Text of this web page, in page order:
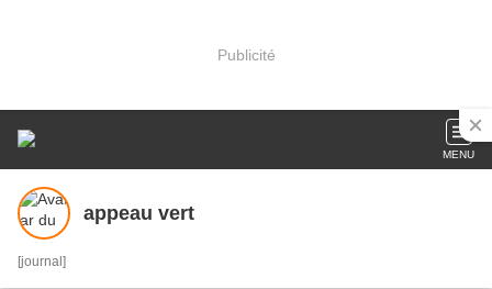
Publicité
MENU
appeau vert
[journal]